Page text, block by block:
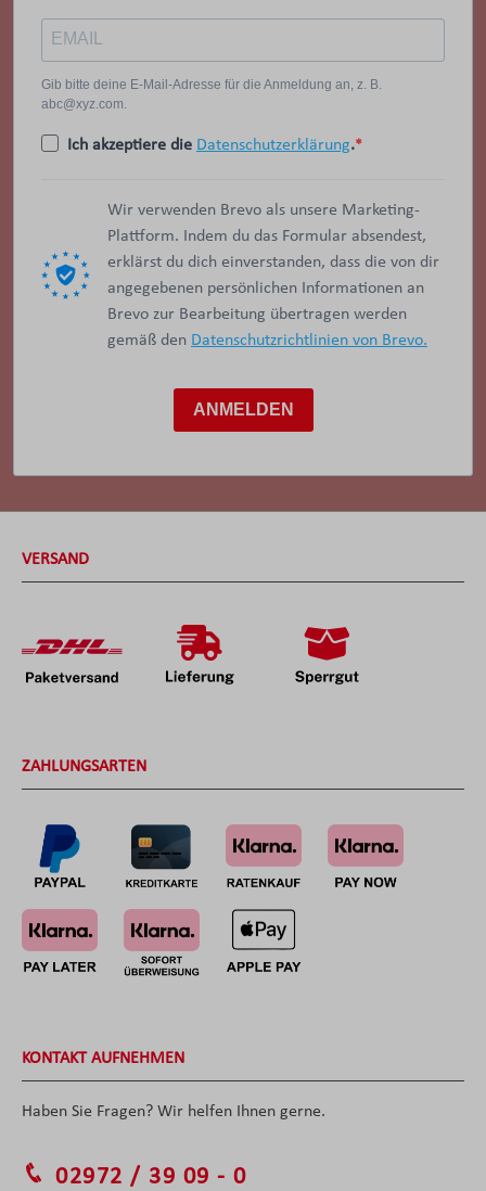
Gib bitte deine E-Mail-Adresse für die Anmeldung an, z. B.
abc@xyz.com.
Ich akzeptiere die Datenschutzerklärung.
Wir verwenden Brevo als unsere Marketing-
Plattform. Indem du das Formular absendest,
erklärst du dich einverstanden, dass die von dir
angegebenen persönlichen Informationen an
Brevo zur Bearbeitung übertragen werden
gemäß den Datenschutzrichtlinien von Brevo.
ANMELDEN
VERSAND
ZAHLUNGSARTEN
KONTAKT AUFNEHMEN
Haben Sie Fragen? Wir helfen Ihnen gerne.
02972 / 39 09 - 0